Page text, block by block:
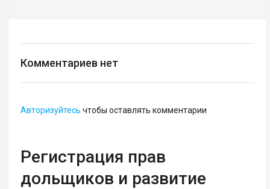
Комментариев нет
Авторизуйтесь чтобы оставлять комментарии
Регистрация прав
дольщиков и развитие